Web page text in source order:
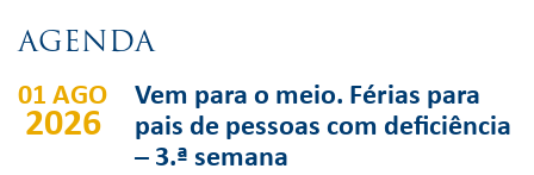
AGENDA
01 AGO
2026
Vem para o meio. Férias para
pais de pessoas com deficiência
– 3.ª semana